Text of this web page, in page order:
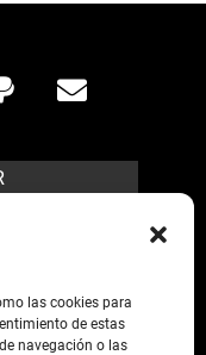
las cookies para
de estas
navegación o las